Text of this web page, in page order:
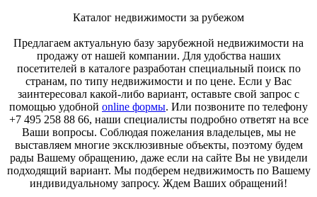
Каталог недвижимости за рубежом
Предлагаем актуальную базу зарубежной недвижимости на
продажу от нашей компании. Для удобства наших
посетителей в каталоге разработан специальный поиск по
странам, по типу недвижимости и по цене. Если у Вас
заинтересовал какой-либо вариант, оставьте свой запрос с
помощью удобной online формы. Или позвоните по телефону
+7 495 258 88 66, наши специалисты подробно ответят на все
Ваши вопросы. Соблюдая пожелания владельцев, мы не
выставляем многие эксклюзивные объекты, поэтому будем
рады Вашему обращению, даже если на сайте Вы не увидели
подходящий вариант. Мы подберем недвижимость по Вашему
индивидуальному запросу. Ждем Ваших обращений!